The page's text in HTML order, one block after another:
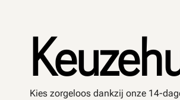
Kies zorgeloos dankzij onze 14-